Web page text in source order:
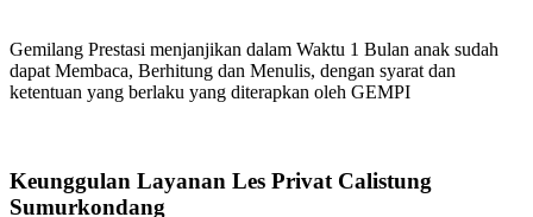
Gemilang Prestasi menjanjikan dalam Waktu 1 Bulan anak sudah
dapat Membaca, Berhitung dan Menulis, dengan syarat dan
ketentuan yang berlaku yang diterapkan oleh GEMPI
Keunggulan Layanan Les Privat Calistung
Sumurkondang